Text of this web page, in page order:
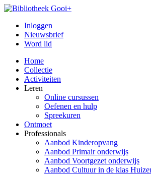
Inloggen
Nieuwsbrief
Word lid
Home
Collectie
Activiteiten
Leren
Online cursussen
Oefenen en hulp
Spreekuren
Ontmoet
Professionals
Aanbod Kinderopvang
Aanbod Primair onderwijs
Aanbod Voortgezet onderwijs
Aanbod Cultuur in de klas